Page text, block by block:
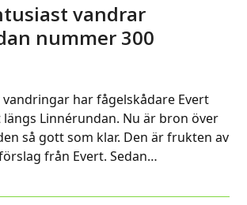
vandrar
nummer 300
vandringar har fågelskådare Evert
Linnérundan. Nu är bron över
så gott som klar. Den är frukten av
från Evert. Sedan…